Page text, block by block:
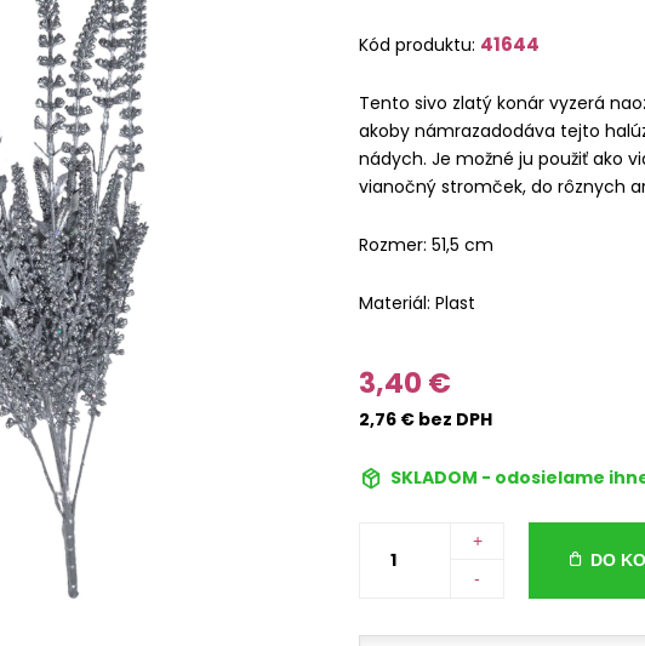
Kód produktu: 41644
Tento sivo zlatý konár vyzerá
akoby námrazadodáva tejto
nádych. Je možné ju použiť ako
vianočný stromček, do rôznych
Rozmer: 51,5 cm
Materiál: Plast
3,40 €
2,76 € bez DPH
SKLADOM - odosielame
+
-
DO